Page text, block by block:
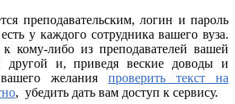
преподавательским, логин и пароль
у каждого сотрудника вашего вуза.
кому-либо из преподавателей вашей
и, приведя веские доводы и
желания проверить текст на
, убедить дать вам доступ к сервису.